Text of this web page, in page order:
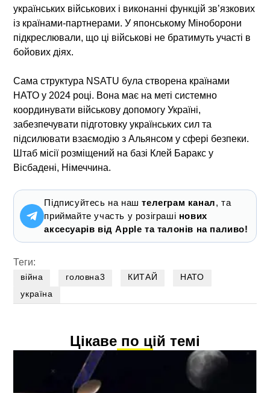
українських військових і виконанні функцій зв’язкових
із країнами-партнерами. У японському Міноборони
підкреслювали, що ці військові не братимуть участі в
бойових діях.
Сама структура NSATU була створена країнами
НАТО у 2024 році. Вона має на меті системно
координувати військову допомогу Україні,
забезпечувати підготовку українських сил та
підсилювати взаємодію з Альянсом у сфері безпеки.
Штаб місії розміщений на базі Клей Баракс у
Вісбадені, Німеччина.
Підписуйтесь на наштелеграм канал, та
приймайте участь у розіграші нових
аксесуарів від Apple та талонів на паливо!
Теги:
війна головна3 КИТАЙ
НАТО
україна
Цікаве по цій темі